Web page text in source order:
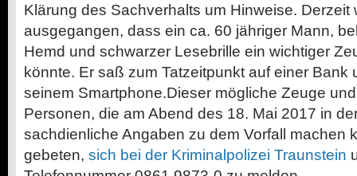
Klärung des Sachverhalts um Hinweise. Derzeit
ausgegangen, dass ein ca. 60 jähriger Mann,
Hemd und schwarzer Lesebrille ein wichtiger
könnte. Er saß zum Tatzeitpunkt auf einer Bank
seinem Smartphone.Dieser mögliche Zeuge
Personen, die am Abend des 18. Mai 2017 in
sachdienliche Angaben zu dem Vorfall machen
gebeten, sich bei der Kriminalpolizei Traunstein